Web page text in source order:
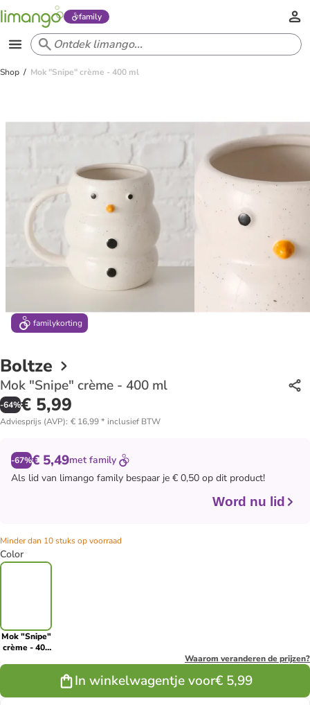
family
Shop Mok "Snipe" crème - 400 ml
familykorting
Boltze
Mok "Snipe" crème - 400 ml
-64%€ 5,99
Adviesprijs (AVP): € 16,99* inclusief BTW
-67%€ 5,49met family
Als lid van limango family bespaar je € 0,50 op dit product!
Word nu lid
Minder dan 10 stuks op voorraad
Color
Mok "Snipe"
crème - 400
Waarom veranderen de prijzen?
In winkelwagentje voor€ 5,99